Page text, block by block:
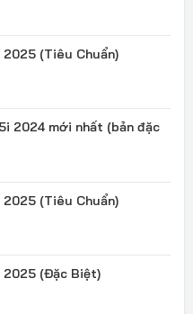
2025 (Tiêu Chuẩn)
2024 mới nhất (bản đặc
2025 (Tiêu Chuẩn)
2025 (Đặc Biệt)